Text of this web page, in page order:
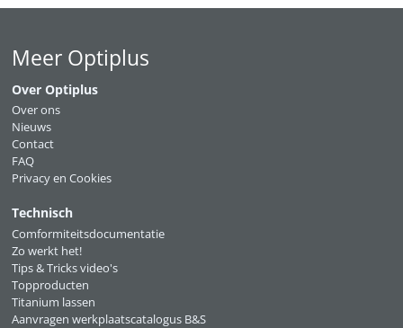
Meer Optiplus
Over Optiplus
Over ons
Nieuws
Contact
FAQ
Privacy en Cookies
Technisch
Comformiteitsdocumentatie
Zo werkt het!
Tips & Tricks video's
Topproducten
Titanium lassen
Aanvragen werkplaatscatalogus B&S